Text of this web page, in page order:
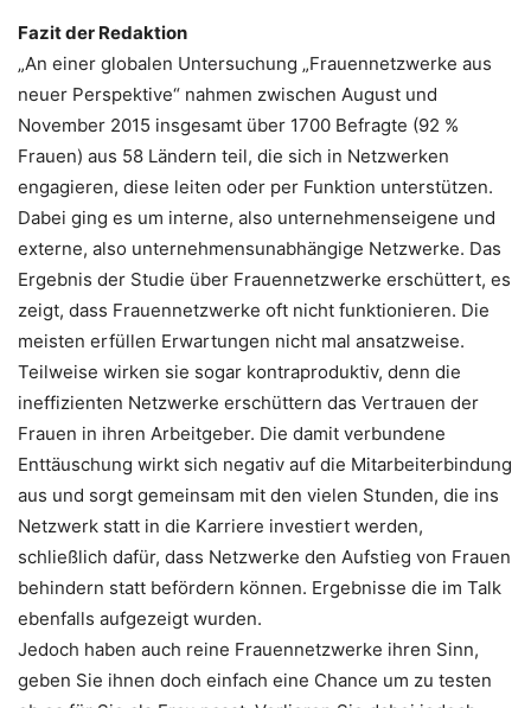
Fazit der Redaktion
„An einer globalen Untersuchung „Frauennetzwerke aus
neuer Perspektive“ nahmen zwischen August und
November 2015 insgesamt über 1700 Befragte (92 %
Frauen) aus 58 Ländern teil, die sich in Netzwerken
engagieren, diese leiten oder per Funktion unterstützen.
Dabei ging es um interne, also unternehmenseigene und
externe, also unternehmensunabhängige Netzwerke. Das
Ergebnis der Studie über Frauennetzwerke erschüttert, es
zeigt, dass Frauennetzwerke oft nicht funktionieren. Die
meisten erfüllen Erwartungen nicht mal ansatzweise.
Teilweise wirken sie sogar kontraproduktiv, denn die
ineffizienten Netzwerke erschüttern das Vertrauen der
Frauen in ihren Arbeitgeber. Die damit verbundene
Enttäuschung wirkt sich negativ auf die Mitarbeiterbindung
aus und sorgt gemeinsam mit den vielen Stunden, die ins
Netzwerk statt in die Karriere investiert werden,
schließlich dafür, dass Netzwerke den Aufstieg von Frauen
behindern statt befördern können. Ergebnisse die im Talk
ebenfalls aufgezeigt wurden.
Jedoch haben auch reine Frauennetzwerke ihren Sinn,
geben Sie ihnen doch einfach eine Chance um zu testen